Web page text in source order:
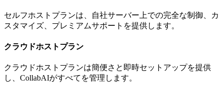
セルフホストプランは、自社サーバー上での完全な制御、カ
スタマイズ、プレミアムサポートを提供します。
クラウドホストプラン
クラウドホストプランは簡便さと即時セットアップを提供
し、CollabAIがすべてを管理します。